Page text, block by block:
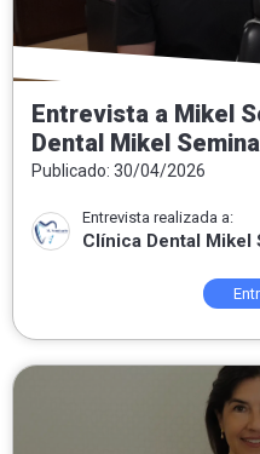
Entrevista a Mikel
Dental Mikel
fundamental es
Publicado: 30/04/2026
Entrevista realizada a:
Clínica Dental Mikel